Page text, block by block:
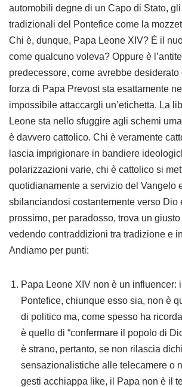
automobili degne di un Capo di Stato,
tradizionali del Pontefice come la
Chi è, dunque, Papa Leone XIV? È il
come qualcuno voleva? Oppure è
predecessore, come avrebbe
forza di Papa Prevost sta esattamente
impossibile attaccargli un’etichetta. La
Leone sta nello sfuggire agli schemi
è davvero cattolico. Chi è veramente
lascia imprigionare in bandiere
polarizzazioni varie, chi è cattolico si
quotidianamente a servizio del Vangelo
sbilanciandosi costantemente verso Dio
prossimo, per paradosso, trova un
vedendo contraddizioni tra tradizione e
Andiamo per punti:
Papa Leone XIV non è un influencer:
Pontefice, chiunque esso sia, non è
di politico ma, come spesso ha
è quello di “confermare il popolo di
è strano, pertanto, se non rilascia
sensazionalistiche alle telecamere o
gesti acchiappa like, il Papa non è il